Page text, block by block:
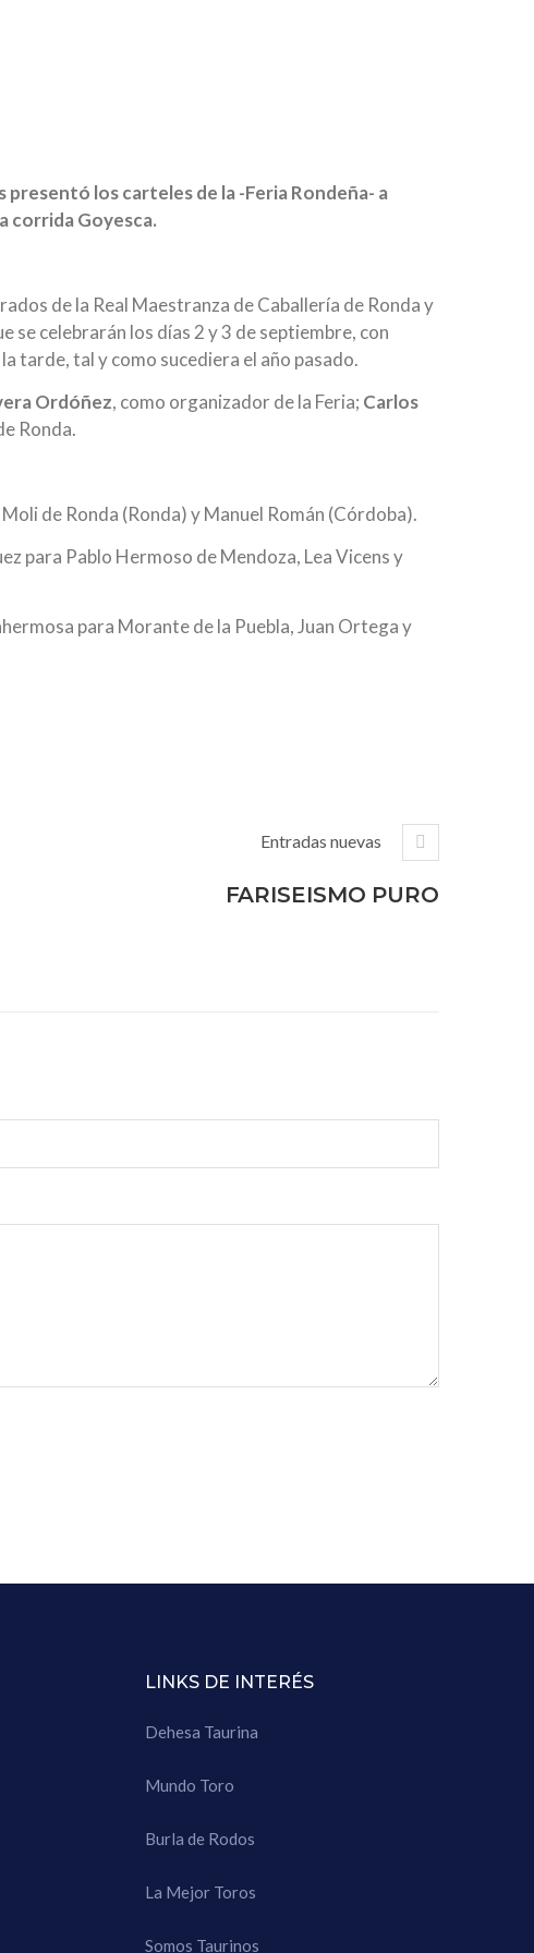
los carteles de la -Feria Rondeña- a
corrida Goyesca.
de la Real Maestranza de Caballería de Ronda y
se celebrarán los días 2 y 3 de septiembre, con
tarde, tal y como sucediera el año pasado.
Ordóñez, como organizador de la Feria; Carlos
Ronda.
de Ronda (Ronda) y Manuel Román (Córdoba).
para Pablo Hermoso de Mendoza, Lea Vicens y
para Morante de la Puebla, Juan Ortega y
Entradas nuevas
FARISEISMO PURO
LINKS DE INTERÉS
Dehesa Taurina
Mundo Toro
Burla de Rodos
La Mejor Toros
Somos Taurinos